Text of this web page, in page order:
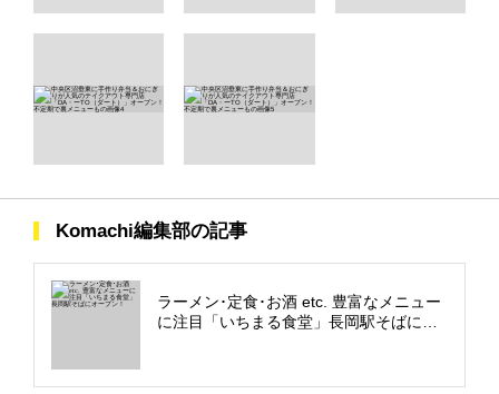
Komachi編集部の記事
ラーメン･定食･お酒 etc. 豊富なメニュー
に注目「いちまる食堂」長岡駅そばにオ